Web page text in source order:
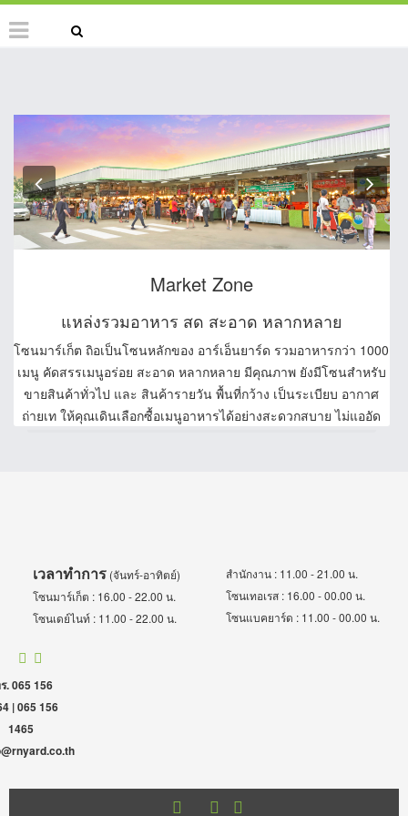
Previous
Market Zone
แหล่งรวมอาหาร สด สะอาด หลากหลาย
โซนมาร์เก็ต ถิอเป็นโซนหลักของ อาร์เอ็นยาร์ด รวมอาหารกว่า 1000
เมนู คัดสรรเมนูอร่อย สะอาด หลากหลาย มีคุณภาพ ยังมีโซนสำหรับ
ขายสินค้าทั่วไป และ สินค้ารายวัน พื้นที่กว้าง เป็นระเบียบ อากาศ
ถ่ายเท ให้คุณเดินเลือกซื้อเมนูอาหารได้อย่างสะดวกสบาย ไม่แออัด
เวลาทำการ(จันทร์-อาทิตย์)
โซนมาร์เก็ต : 16.00 - 22.00 น.
โซนเดย์ไนท์ : 11.00 - 22.00 น.
สำนักงาน : 11.00 - 21.00 น.
โซนเทอเรส : 16.00 - 00.00 น.
โซนแบคยาร์ด : 11.00 - 00.00 น.
. 065 156
| 065 156
1465